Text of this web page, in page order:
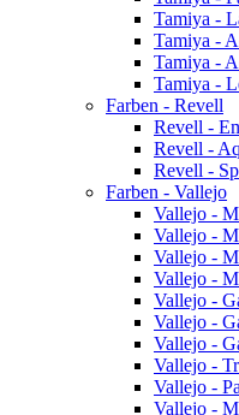
Tamiya -
Tamiya -
Tamiya -
Tamiya -
Farben - Revell
Revell -
Revell -
Revell -
Farben - Vallejo
Vallejo -
Vallejo -
Vallejo -
Vallejo -
Vallejo -
Vallejo -
Vallejo -
Vallejo -
Vallejo -
Vallejo -